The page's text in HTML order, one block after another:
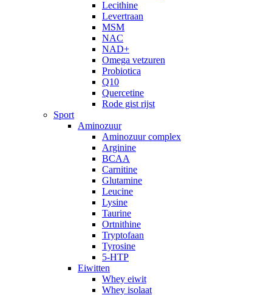
Lecithine
Levertraan
MSM
NAC
NAD+
Omega vetzuren
Probiotica
Q10
Quercetine
Rode gist rijst
Sport
Aminozuur
Aminozuur complex
Arginine
BCAA
Carnitine
Glutamine
Leucine
Lysine
Taurine
Ortnithine
Tryptofaan
Tyrosine
5-HTP
Eiwitten
Whey eiwit
Whey isolaat